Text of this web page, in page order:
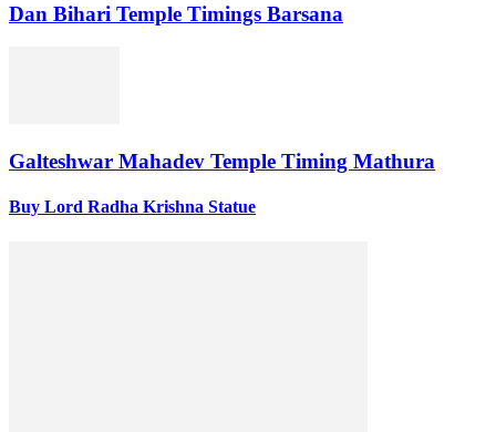
Dan Bihari Temple Timings Barsana
Galteshwar Mahadev Temple Timing Mathura
Buy Lord Radha Krishna Statue